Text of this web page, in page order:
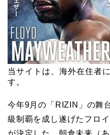
当サイトは、海外在住者
す。
今年9月の「RIZIN」の舞
級制覇を成し遂げたフロ